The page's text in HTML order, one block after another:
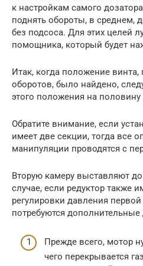
к настройкам самого
поднять обороты, в среднем,
без подсоса. Для этих целей
помощника, который будет
Итак, когда положение
оборотов, было найдено,
этого положения на половину
Обратите внимание, если
имеет две секции, тогда все
манипуляции проводятся с
Вторую камеру выставляют
случае, если редуктор также
регулировки давления первой
потребуются дополнительные
Прежде всего, мотор
чего перекрывается